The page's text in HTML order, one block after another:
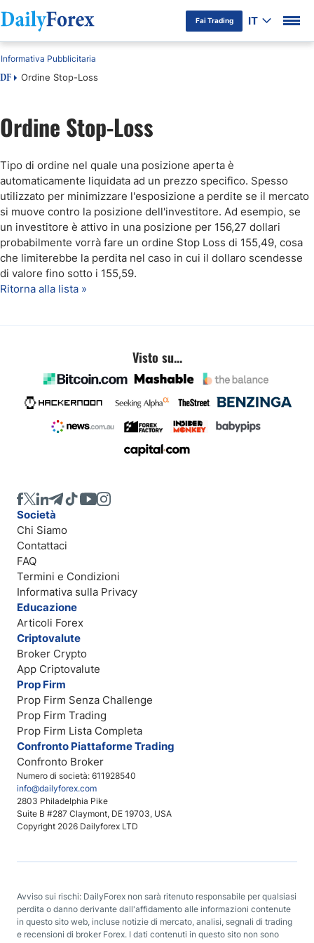
Fai Trading IT
DF Ordine Stop-Loss
Informativa Pubblicitaria
Ordine Stop-Loss
Tipo di ordine nel quale una posizione aperta è
automaticamente liquidata ad un prezzo specifico. Spesso
utilizzato per minimizzare l'esposizione a perdite se il mercato
si muove contro la posizione dell'investitore. Ad esempio, se
un investitore è attivo in una posizione per 156,27 dollari
probabilmente vorrà fare un ordine Stop Loss di 155,49, cosa
che limiterebbe la perdita nel caso in cui il dollaro scendesse
di valore fino sotto i 155,59.
Ritorna alla lista »
Visto su...
Numero di società: 611928540
info@dailyforex.com
2803 Philadelphia Pike
Suite B #287 Claymont, DE 19703, USA
Copyright 2026 Dailyforex LTD
Società
Chi Siamo
Contattaci
FAQ
Termini e Condizioni
Informativa sulla Privacy
Educazione
Articoli Forex
Criptovalute
Broker Crypto
App Criptovalute
Prop Firm
Prop Firm Senza Challenge
Prop Firm Trading
Prop Firm Lista Completa
Confronto Piattaforme Trading
Confronto Broker
Avviso sui rischi: DailyForex non sarà ritenuto responsabile per qualsiasi
perdita o danno derivante dall'affidamento alle informazioni contenute
in questo sito web, incluse notizie di mercato, analisi, segnali di trading
e recensioni di broker Forex. I dati contenuti in questo sito non sono